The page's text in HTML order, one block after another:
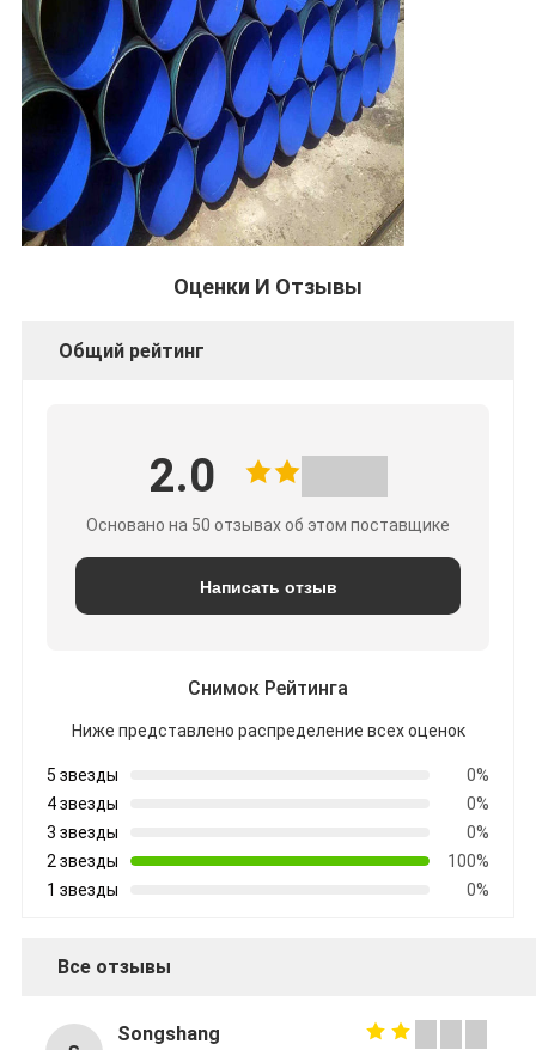
Оценки И Отзывы
Общий рейтинг
2.0
Основано на 50 отзывах об этом поставщике
Написать отзыв
Снимок Рейтинга
Ниже представлено распределение всех оценок
5 звезды
0%
4 звезды
0%
3 звезды
0%
2 звезды
100%
1 звезды
0%
Все отзывы
Songshang